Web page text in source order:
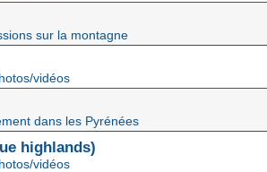
sur la montagne
vidéos
dans les Pyrénées
highlands)
vidéos